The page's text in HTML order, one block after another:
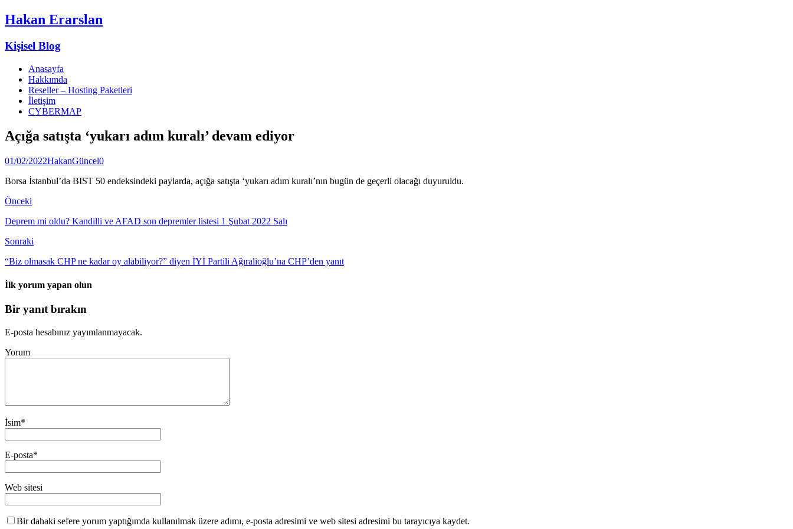
Hakan Erarslan
Kişisel Blog
Anasayfa
Hakkımda
Reseller – Hosting Paketleri
İletişim
CYBERMAP
Açığa satışta ‘yukarı adım kuralı’ devam ediyor
01/02/2022HakanGüncel0
Borsa İstanbul’da BIST 50 endeksindeki paylarda, açığa satışta ‘yukarı adım kuralı’nın bugün de geçerli olacağı duyuruldu.
Önceki
Deprem mi oldu? Kandilli ve AFAD son depremler listesi 1 Şubat 2022 Salı
Sonraki
“Biz olmasak CHP ne kadar oy alabiliyor?” diyen İYİ Partili Ağıralioğlu’na CHP’den yanıt
İlk yorum yapan olun
Bir yanıt bırakın
E-posta hesabınız yayımlanmayacak.
Yorum
İsim*
E-posta*
Web sitesi
Bir dahaki sefere yorum yaptığımda kullanılmak üzere adımı, e-posta adresimi ve web sitesi adresimi bu tarayıcıya kaydet.